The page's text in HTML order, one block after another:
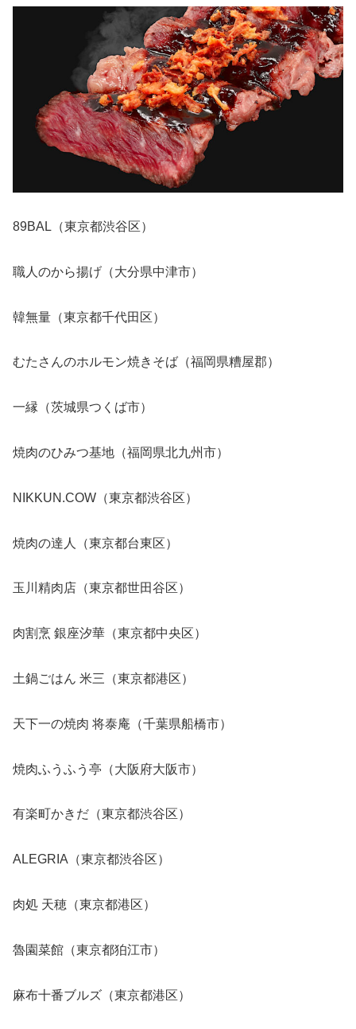
89BAL（東京都渋谷区）
職人のから揚げ（大分県中津市）
韓無量（東京都千代田区）
むたさんのホルモン焼きそば（福岡県糟屋郡）
一縁（茨城県つくば市）
焼肉のひみつ基地（福岡県北九州市）
NIKKUN.COW（東京都渋谷区）
焼肉の達人（東京都台東区）
玉川精肉店（東京都世田谷区）
肉割烹 銀座汐華（東京都中央区）
土鍋ごはん 米三（東京都港区）
天下一の焼肉 将泰庵（千葉県船橋市）
焼肉ふうふう亭（大阪府大阪市）
有楽町かきだ（東京都渋谷区）
ALEGRIA（東京都渋谷区）
肉処 天穂（東京都港区）
魯園菜館（東京都狛江市）
麻布十番ブルズ（東京都港区）